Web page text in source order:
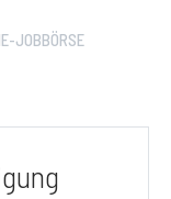
JOBBÖRSE